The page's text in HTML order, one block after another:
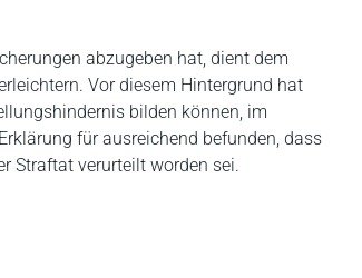
abzugeben hat, dient dem
Vor diesem Hintergrund hat
bilden können, im
für ausreichend befunden, dass
Straftat verurteilt worden sei.